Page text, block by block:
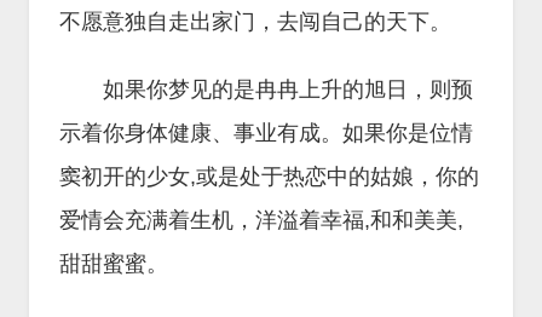
不愿意独自走出家门，去闯自己的天下。
如果你梦见的是冉冉上升的旭日，则预
示着你身体健康、事业有成。如果你是位情
窦初开的少女,或是处于热恋中的姑娘，你的
爱情会充满着生机，洋溢着幸福,和和美美,
甜甜蜜蜜。